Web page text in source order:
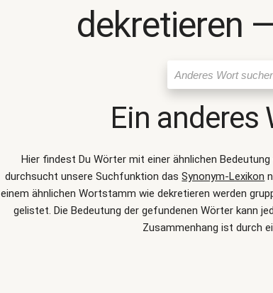
dekretieren
Ein anderes
Hier findest Du Wörter mit einer ähnlichen
durchsucht unsere Suchfunktion dasSynonym-Lexikon
einem ähnlichen Wortstamm wie dekretieren werden
gelistet. Die Bedeutung der gefundenen Wörter kann
Zusammenhang ist durch